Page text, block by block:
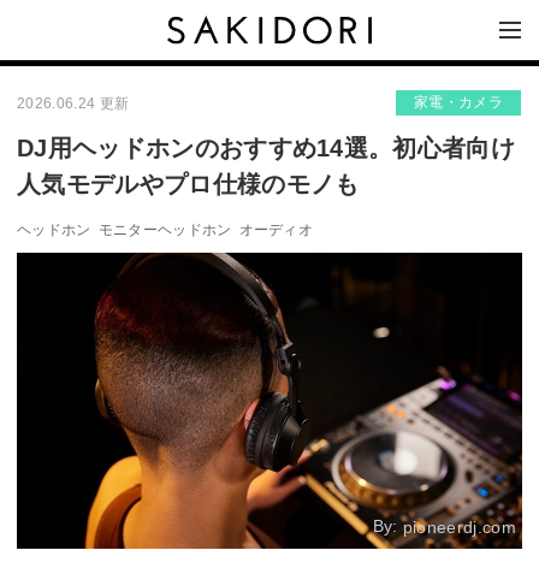
2026.06.24 更新 家電・カメラ
DJ用ヘッドホンのおすすめ14選。初心者向け
人気モデルやプロ仕様のモノも
ヘッドホン モニターヘッドホン オーディオ
By:pioneerdj.com